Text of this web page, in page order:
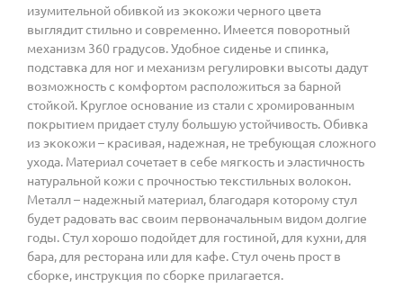
изумительной обивкой из экокожи черного цвета
выглядит стильно и современно. Имеется поворотный
механизм 360 градусов. Удобное сиденье и спинка,
подставка для ног и механизм регулировки высоты дадут
возможность с комфортом расположиться за барной
стойкой. Круглое основание из стали с хромированным
покрытием придает стулу большую устойчивость. Обивка
из экокожи – красивая, надежная, не требующая сложного
ухода. Материал сочетает в себе мягкость и эластичность
натуральной кожи с прочностью текстильных волокон.
Металл – надежный материал, благодаря которому стул
будет радовать вас своим первоначальным видом долгие
годы. Стул хорошо подойдет для гостиной, для кухни, для
бара, для ресторана или для кафе. Стул очень прост в
сборке, инструкция по сборке прилагается.